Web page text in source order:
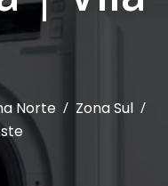
Norte / Zona Sul /